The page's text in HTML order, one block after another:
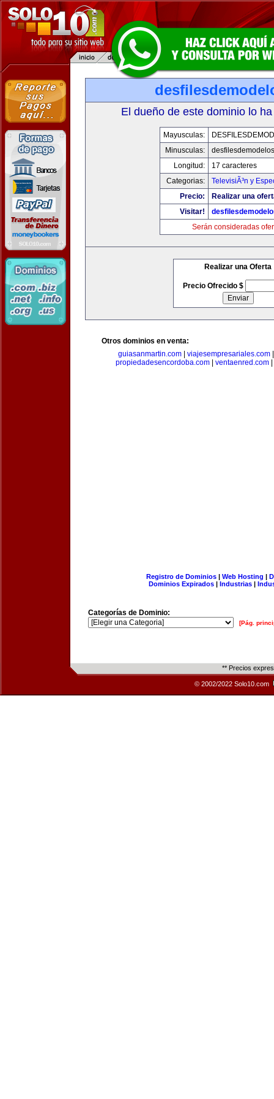
El dueño de este dominio lo
Mayusculas:
Minusculas:
Longitud:
17 caracteres
Categorias:
TelevisiÃ³n y
Precio:
Realizar una
Visitar!
Serán consideradas
Realizar una Oferta
Precio Ofrecido $
Otros dominios en venta:
guiasanmartin.com| viajesempresariales.com
propiedadesencordoba.com
ventaenred.com
Registro de Dominios| Web Hosting |
Dominios Expirados | Industrias |
Categorías de Dominio:
[Pág.
** Precios
© 2002/2022 Solo10.com